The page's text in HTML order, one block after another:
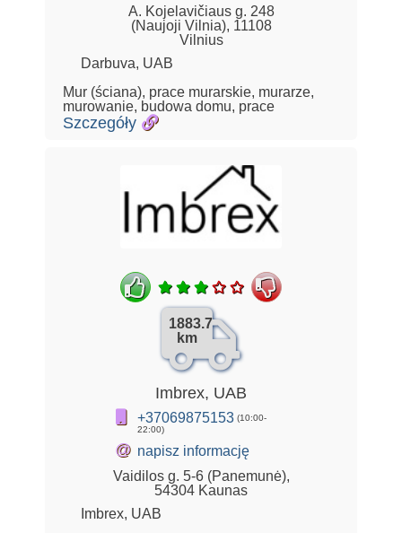
A. Kojelavičiaus g. 248
(Naujoji Vilnia), 11108
Vilnius
Darbuva, UAB
Mur (ściana), prace murarskie, murarze,
murowanie, budowa domu, prace
Szczegóły
1883.7
km
Imbrex, UAB
+37069875153 (10:00-
22:00)
@ napisz informację
Vaidilos g. 5-6 (Panemunė),
54304 Kaunas
Imbrex, UAB